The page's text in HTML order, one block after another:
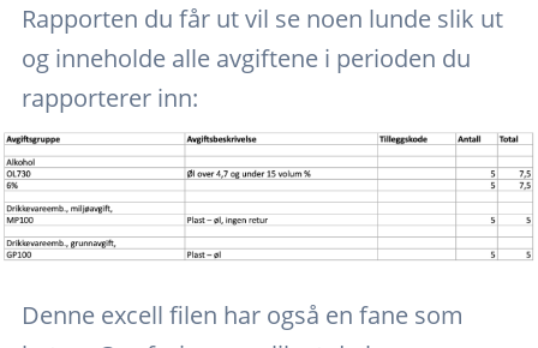
Rapporten du får ut vil se noen lunde slik ut
og inneholde alle avgiftene i perioden du
rapporterer inn:
Denne excell filen har også en fane som